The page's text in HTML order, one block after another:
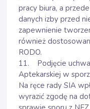
pracy biura, a
danych izby przed
zapewnienie
również
RODO.
11. Podjęcie
Aptekarskiej w
Na ręce rady SIA
wyrazić zgodę na